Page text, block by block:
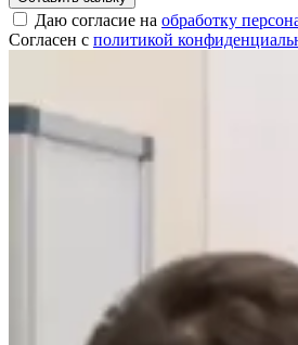
Даю согласие на обработку
Согласен с политикой